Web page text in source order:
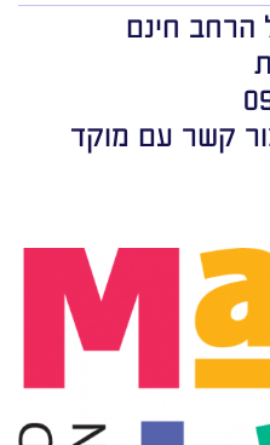
הרחב חינם
קשר עם מוקד